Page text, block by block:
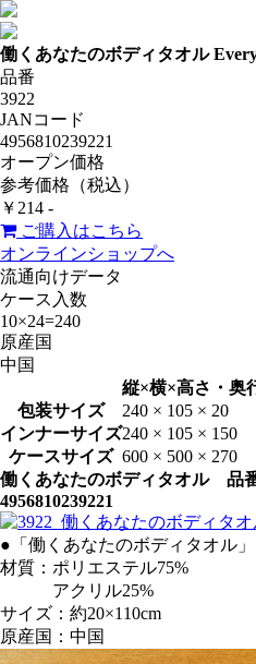
働くあなたのボディタオル
品番
3922
JANコード
4956810239221
オープン価格
参考価格（税込）
￥214 -
ご購入はこちら
オンラインショップへ
流通向けデータ
ケース入数
10×24=240
原産国
中国
縦×横×高さ・奥
包装サイズ
240 × 105 × 20
インナーサイズ240 × 105 × 150
ケースサイズ 600 × 500 × 270
働くあなたのボディタオル 品
4956810239221
●「働くあなたのボディタオル」
材質：ポリエステル75%
アクリル25%
サイズ：約20×110cm
原産国：中国